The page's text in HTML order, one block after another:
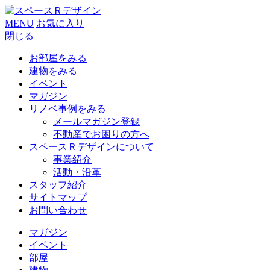
MENU お気に入り
閉じる
お部屋をみる
建物をみる
イベント
マガジン
リノベ事例をみる
メールマガジン登録
不動産でお困りの方へ
スペースＲデザインについて
事業紹介
活動・沿革
スタッフ紹介
サイトマップ
お問い合わせ
マガジン
イベント
部屋